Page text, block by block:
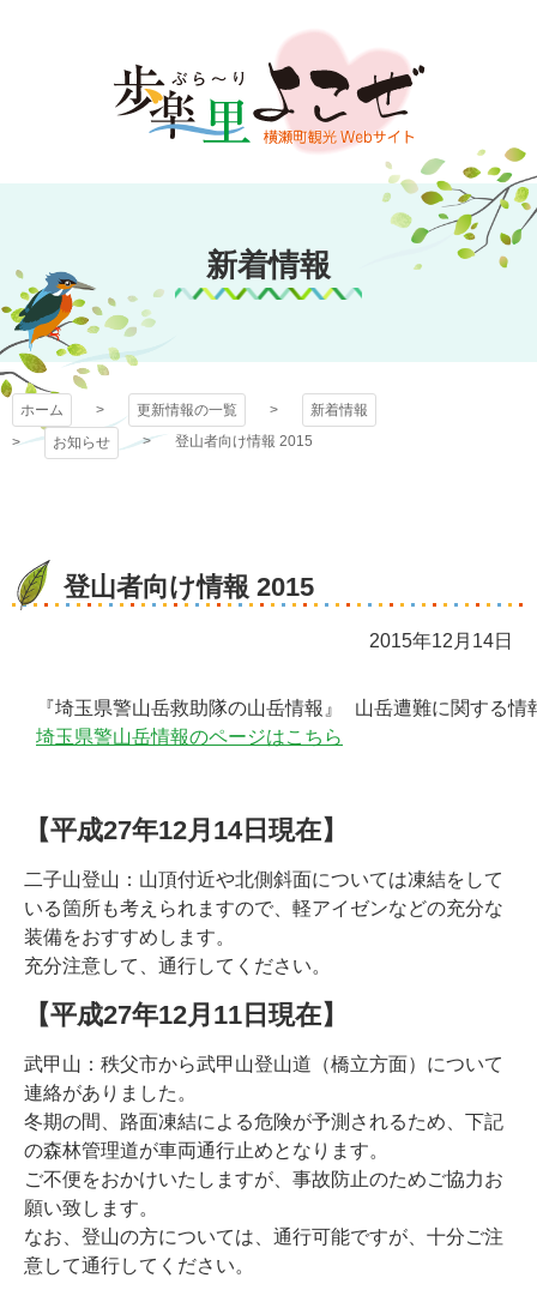
文
キ
プ
歩楽～里（ぶら～
り）よこぜ
新着情報
ホーム 更新情報の一覧
新着情報
お知らせ
登山者向け情報 2015
登山者向け情報 2015
2015年12月14日
『埼玉県警山岳救助隊の山岳情報』 山岳遭難に関する
【平成27年12月14日現在】
二子山登山：山頂付近や北側斜面については凍結をして
いる箇所も考えられますので、軽アイゼンなどの充分な
装備をおすすめします。
充分注意して、通行してください。
【平成27年12月11日現在】
武甲山：秩父市から武甲山登山道（橋立方面）について
連絡がありました。
冬期の間、路面凍結による危険が予測されるため、下記
の森林管理道が車両通行止めとなります。
ご不便をおかけいたしますが、事故防止のためご協力お
願い致します。
なお、登山の方については、通行可能ですが、十分ご注
意して通行してください。